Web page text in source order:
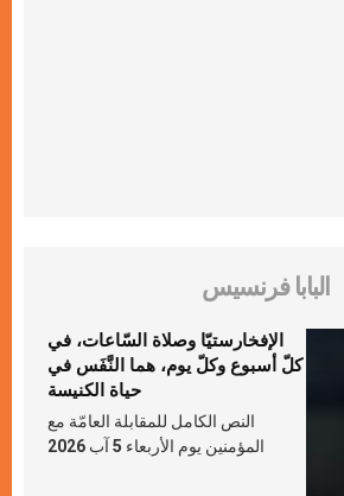
البابا فرنسيس
الإفخارستيّا وصلاة السّاعات، في
كلّ أسبوع وكلّ يوم، هما النَّفَس في
حياة الكنيسة
النص الكامل للمقابلة العامّة مع
المؤمنين يوم الأربعاء 5 آب 2026